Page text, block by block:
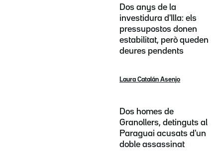
Dos anys de la
investidura d'Illa: els
pressupostos donen
estabilitat, però queden
deures pendents
Laura Catalán Asenjo
Dos homes de
Granollers, detinguts al
Paraguai acusats d'un
doble assassinat